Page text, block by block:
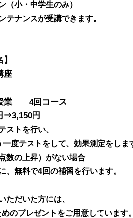
小・中学生のみ）
ナンスが受講できます。
座
業 4回コース
⇒3,150円
トを行い、
度テストをして、効果測定をしま
の上昇）がない場合
無料で4回の補習を行います。
だいた方には、
のプレゼントをご用意しています